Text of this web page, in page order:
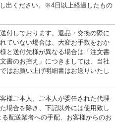
出ください。※4日以上経過したもの
付しております。返品・交換の際に
ていない場合は、大変お手数をおか
と送付先様が異なる場合は「注文書
書のお控え」につきましては、当社
はお買い上げ明細書はお送りいたし
様ご本人、ご本人が委任された代理
場合を除き、下記以外には使用致し
配送業者への手配、お客様からのお